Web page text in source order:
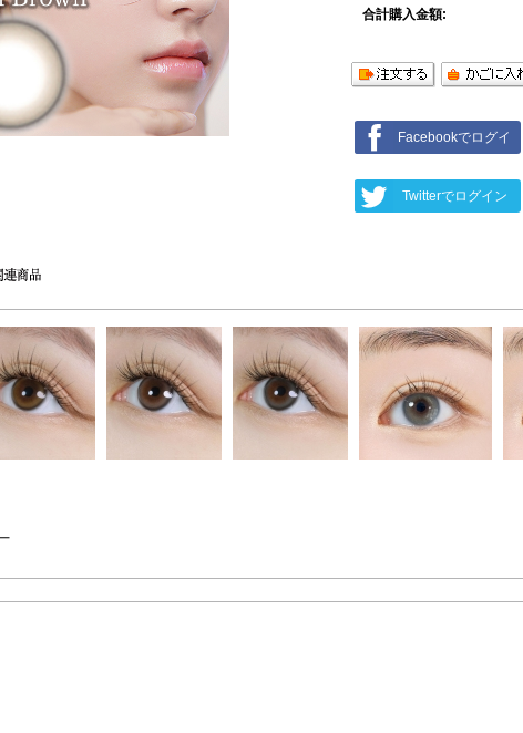
合計購入金額:
Facebookでログイ
Twitterでログイン